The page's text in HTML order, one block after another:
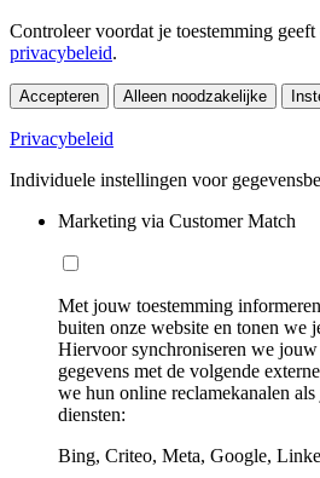
Controleer voordat je toestemming
privacybeleid.
Accepteren Alleen noodzakelijke
Privacybeleid
Individuele instellingen voor
Marketing via Customer Match
Met jouw toestemming
buiten onze website en tonen we
Hiervoor synchroniseren we
gegevens met de volgende
we hun online reclamekanalen
diensten:
Bing, Criteo, Meta, Google,